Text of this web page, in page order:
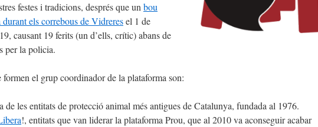
festes i tradicions, després que un bou
durant els correbous de Vidreresel 1 de
causant 19 ferits (un d’ells, crític) abans de
per la policia.
formen el grup coordinador de la plataforma son:
de les entitats de protecció animal més antigues de Catalunya, fundada al 1976.
!, entitats que van liderar la plataforma Prou, que al 2010 va aconseguir acabar